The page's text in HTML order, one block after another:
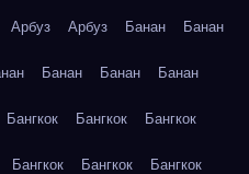
Арбуз Арбуз Банан Банан
Банан Банан Банан
Бангкок Бангкок Бангкок
Бангкок Бангкок Бангкок